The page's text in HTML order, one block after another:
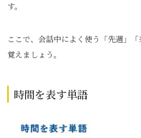
す。
ここで、会話中によく使う「先週」
覚えましょう。
時間を表す単語